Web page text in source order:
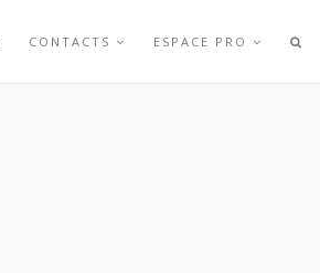
ESPACE PRO
CONTACTS